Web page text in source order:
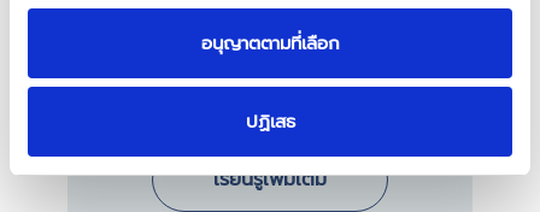
อนุญาตตามที่เลือก
ปฏิเสธ
รวมความกล้าหาญ ความแข็งแกร่ง และความ
สามัคคีของผู้หญิง เป็นโอกาสให้พวกเธอได้
สนับสนุนและส่งเสริมค่านิยมเหล่านี้อย่างภาค
ภูมิใจ
เรียนรู้เพิ่มเติม